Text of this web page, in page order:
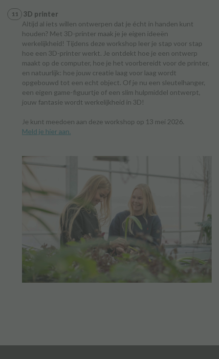
3D printer
Altijd al iets willen ontwerpen dat je écht in handen kunt
houden? Met 3D-printer maak je je eigen ideeën
werkelijkheid! Tijdens deze workshop leer je stap voor stap
hoe een 3D-printer werkt. Je ontdekt hoe je een ontwerp
maakt op de computer, hoe je het voorbereidt voor de printer,
en natuurlijk: hoe jouw creatie laag voor laag wordt
opgebouwd tot een echt object. Of je nu een sleutelhanger,
een eigen game-figuurtje of een slim hulpmiddel ontwerpt,
jouw fantasie wordt werkelijkheid in 3D!
Je kunt meedoen aan deze workshop op 13 mei 2026.
Meld je hier aan.